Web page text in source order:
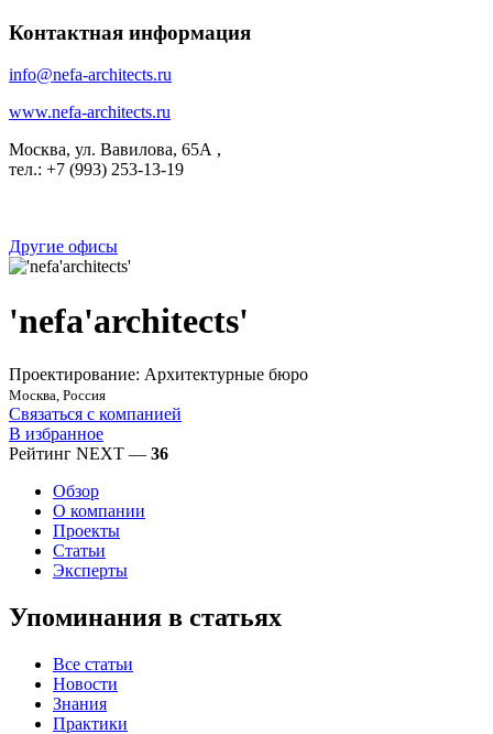
Контактная информация
info@nefa-architects.ru
www.nefa-architects.ru
Москва, ул. Вавилова, 65А ,
тел.: +7 (993) 253-13-19
Другие офисы
'nefa'architects'
Проектирование: Архитектурные бюро
Москва, Россия
Связаться с компанией
В избранное
Рейтинг NEXT — 36
Обзор
О компании
Проекты
Статьи
Эксперты
Упоминания в статьях
Все статьи
Новости
Знания
Практики